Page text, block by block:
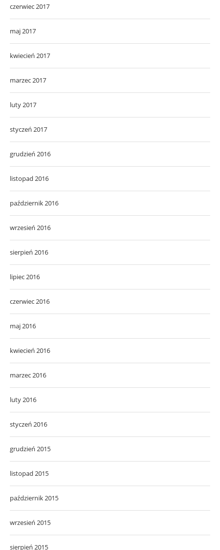
czerwiec 2017
maj 2017
kwiecień 2017
marzec 2017
luty 2017
styczeń 2017
grudzień 2016
listopad 2016
październik 2016
wrzesień 2016
sierpień 2016
lipiec 2016
czerwiec 2016
maj 2016
kwiecień 2016
marzec 2016
luty 2016
styczeń 2016
grudzień 2015
listopad 2015
październik 2015
wrzesień 2015
sierpień 2015